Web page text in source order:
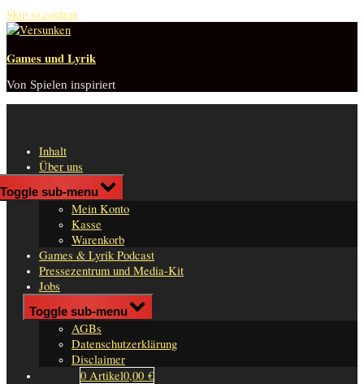
Skip to content
Games und Lyrik
Von Spielen inspiriert
Inhalt
Über uns
Shop
Toggle sub-menu
Mein Konto
Kasse
Warenkorb
Games & Lyrik Podcast
Pressezentrum und Media-Kit
Jobs
Impressum
Toggle sub-menu
AGBs
Datenschutzerklärung
Disclaimer
0 Artikel0,00 €